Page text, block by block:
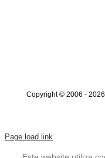
Copyright © 2006 - 2026
Page load link